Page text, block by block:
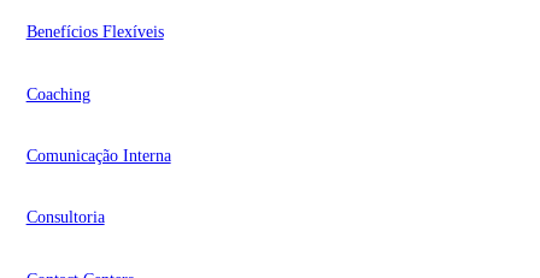
Benefícios Flexíveis
Coaching
Comunicação Interna
Consultoria